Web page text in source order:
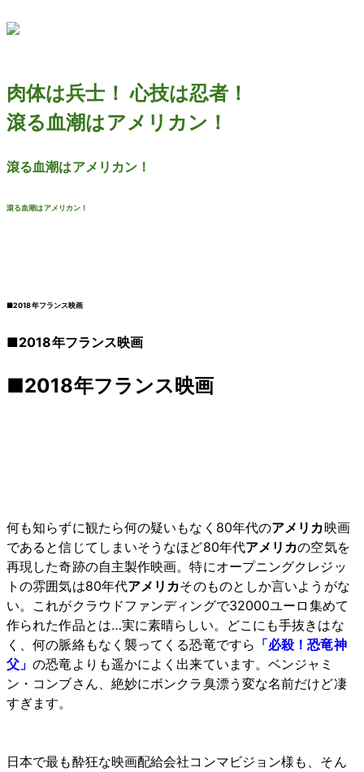
肉体は兵士！ 心技は忍者！
滾る血潮はアメリカン！
滾る血潮はアメリカン！
滾る血潮はアメリカン！
■2018年フランス映画
■2018年フランス映画
■2018年フランス映画
何も知らずに観たら何の疑いもなく80年代のアメリカ映画
であると信じてしまいそうなほど80年代アメリカの空気を
再現した奇跡の自主製作映画。特にオープニングクレジッ
トの雰囲気は80年代アメリカそのものとしか言いようがな
い。これがクラウドファンディングで32000ユーロ集めて
作られた作品とは…実に素晴らしい。どこにも手抜きはな
く、何の脈絡もなく襲ってくる恐竜ですら 「必殺！恐竜神
父」の恐竜よりも遥かによく出来ています。ベンジャミ
ン・コンブさん、絶妙にボンクラ臭漂う変な名前だけど凄
すぎます。
日本で最も酔狂な映画配給会社コンマビジョン様も、そん